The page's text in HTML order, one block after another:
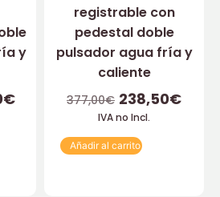
y
€
registrable con
pedestal doble
pulsador agua fría y
caliente
377,00€ 238,50€
IVA no Incl.
Añadir al carrito